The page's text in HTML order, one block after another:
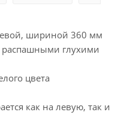
шириной 360 мм
распашными глухими
цвета
как на левую, так и